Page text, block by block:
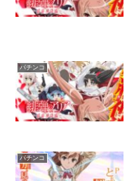
パチンコ
パチンコ